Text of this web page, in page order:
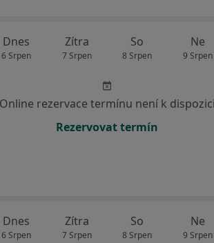
Dnes
6 Srpen
Zítra
7 Srpen
So
8 Srpen
Ne
9 Srpen
Online rezervace termínu není k dispozici
Rezervovat termín
Dnes
6 Srpen
Zítra
7 Srpen
So
8 Srpen
Ne
9 Srpen